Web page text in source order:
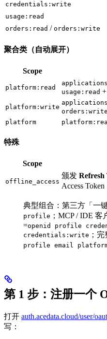
credentials:write
usage:read
orders:read / orders:write
聚合类（自动展开）
Scope
platform:read
usage:read +
platform:write
orders:write
platform
特殊
Scope
offline_access
颁发 Refresh
Access
典型组合：第三方「一
profile ；MCP / IDE
=openid profile
credentials:write ；
profile email
第 1 步：注册一个
打开 auth.acedata.cloud/user/
写：